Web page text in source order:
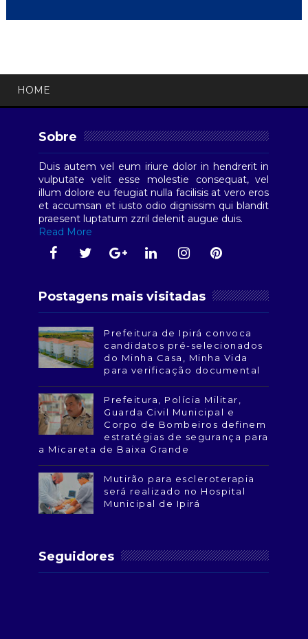
HOME
Sobre
Duis autem vel eum iriure dolor in hendrerit in
vulputate velit esse molestie consequat, vel
illum dolore eu feugiat nulla facilisis at vero eros
et accumsan et iusto odio dignissim qui blandit
praesent luptatum zzril delenit augue duis.
Read More
Postagens mais visitadas
Prefeitura de Ipirá convoca
candidatos pré-selecionados
do Minha Casa, Minha Vida
para verificação documental
Prefeitura, Polícia Militar,
Guarda Civil Municipal e
Corpo de Bombeiros definem
estratégias de segurança para
a Micareta de Baixa Grande
Mutirão para escleroterapia
será realizado no Hospital
Municipal de Ipirá
Seguidores